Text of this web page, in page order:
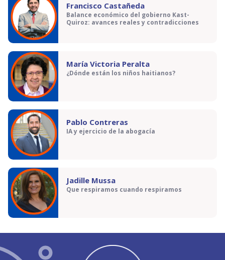
Francisco Castañeda
Balance económico del gobierno Kast-
Quiroz: avances reales y contradicciones
María Victoria Peralta
¿Dónde están los niños haitianos?
Pablo Contreras
IA y ejercicio de la abogacía
Jadille Mussa
Que respiramos cuando respiramos